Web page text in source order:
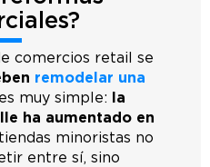
comercios retail se
remodelar una
muy simple: la
ha aumentado en
minoristas no
entre sí, sino